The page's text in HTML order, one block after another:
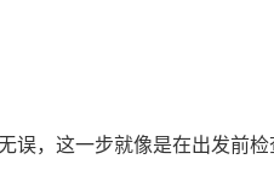
，这一步就像是在出发前